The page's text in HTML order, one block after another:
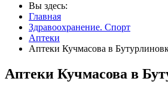
Вы здесь:
Главная
Здравоохранение. Спорт
Аптеки
Аптеки Кучмасова в
Аптеки Кучмасова в